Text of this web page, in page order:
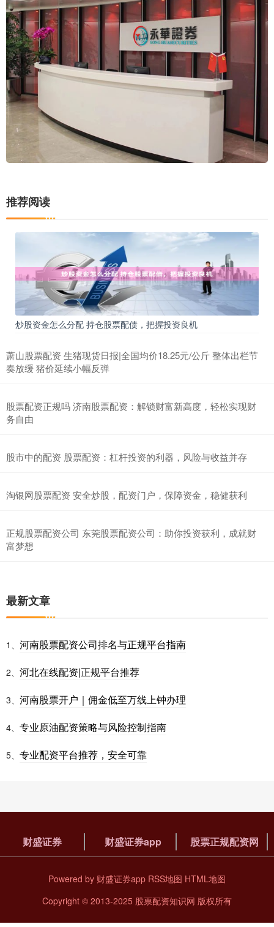
推荐阅读
炒股资金怎么分配 持仓股票配债，把握投资良机
萧山股票配资 生猪现货日报|全国均价18.25元/公斤 整体出栏节
奏放缓 猪价延续小幅反弹
股票配资正规吗 济南股票配资：解锁财富新高度，轻松实现财
务自由
股市中的配资 股票配资：杠杆投资的利器，风险与收益并存
淘银网股票配资 安全炒股，配资门户，保障资金，稳健获利
正规股票配资公司 东莞股票配资公司：助你投资获利，成就财
富梦想
最新文章
1、 河南股票配资公司排名与正规平台指南
2、 河北在线配资|正规平台推荐
3、 河南股票开户｜佣金低至万线上钟办理
4、 专业原油配资策略与风险控制指南
5、 专业配资平台推荐，安全可靠
财盛证券 财盛证券app 股票正规配资网
Powered by 财盛证券app RSS地图 HTML地图
Copyright © 2013-2025 股票配资知识网 版权所有